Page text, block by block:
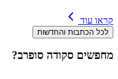
קראו עוד
לכל הכתבות והחדשות
מחפשים סקודה סופרב?